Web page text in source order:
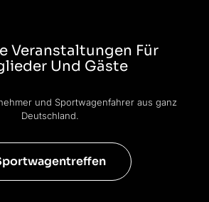
Veranstaltungen Für
Und Gäste
und Sportwagenfahrer aus ganz
Deutschland.